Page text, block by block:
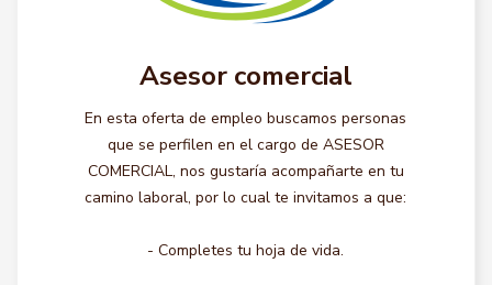
Asesor comercial
En esta oferta de empleo buscamos personas
que se perfilen en el cargo de ASESOR
COMERCIAL, nos gustaría acompañarte en tu
camino laboral, por lo cual te invitamos a que:
- Completes tu hoja de vida.